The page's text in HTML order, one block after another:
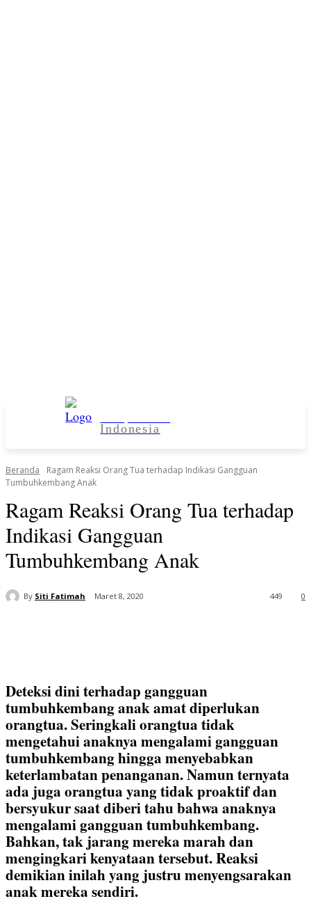
Indonesia
Beranda
Ragam Reaksi Orang Tua terhadap Indikasi Gangguan
Tumbuhkembang Anak
Ragam Reaksi Orang Tua terhadap
Indikasi Gangguan
Tumbuhkembang Anak
By Siti Fatimah Maret 8, 2020 0
449
Deteksi dini terhadap gangguan
tumbuhkembang anak amat diperlukan
orangtua. Seringkali orangtua tidak
mengetahui anaknya mengalami gangguan
tumbuhkembang hingga menyebabkan
keterlambatan penanganan. Namun ternyata
ada juga orangtua yang tidak proaktif dan
bersyukur saat diberi tahu bahwa anaknya
mengalami gangguan tumbuhkembang.
Bahkan, tak jarang mereka marah dan
mengingkari kenyataan tersebut. Reaksi
demikian inilah yang justru menyengsarakan
anak mereka sendiri.